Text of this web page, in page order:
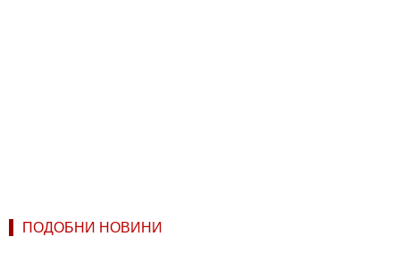
ПОДОБНИ НОВИНИ